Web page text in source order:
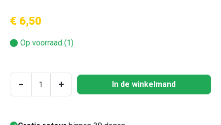
€ 6,50
Op voorraad (1)
Producthoeveelheid: Voer de gewenste
− + In de winkelmand